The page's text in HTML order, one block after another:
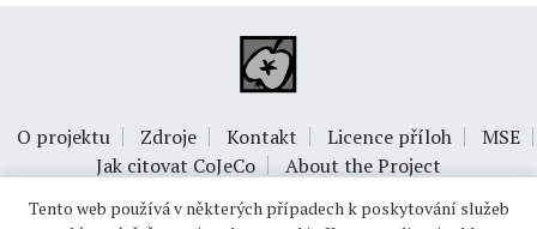
O projektu Zdroje Kontakt Licence příloh
MSE
Jak citovat CoJeCo
About the Project
Tento web používá v některých případech k poskytování služeb